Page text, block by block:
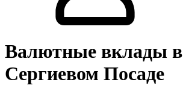
Валютные вклады в
Сергиевом Посаде